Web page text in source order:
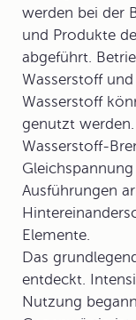
werden bei der
und Produkte
abgeführt.
Wasserstoff
Wasserstoff
genutzt
Wasserstoff-
Ausführungen
Elemente.
Das
entdeckt.
Nutzung